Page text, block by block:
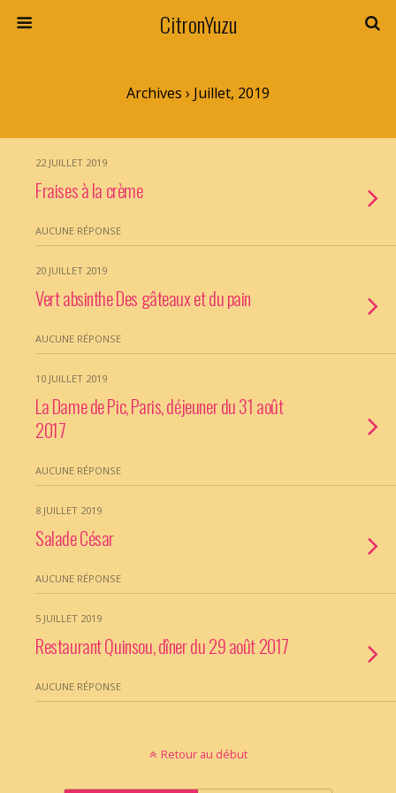
CitronYuzu
Archives › Juillet, 2019
22 JUILLET 2019
Fraises à la crème
AUCUNE RÉPONSE
20 JUILLET 2019
Vert absinthe Des gâteaux et du pain
AUCUNE RÉPONSE
10 JUILLET 2019
La Dame de Pic, Paris, déjeuner du 31 août
2017
AUCUNE RÉPONSE
8 JUILLET 2019
Salade César
AUCUNE RÉPONSE
5 JUILLET 2019
Restaurant Quinsou, dîner du 29 août 2017
AUCUNE RÉPONSE
Retour au début